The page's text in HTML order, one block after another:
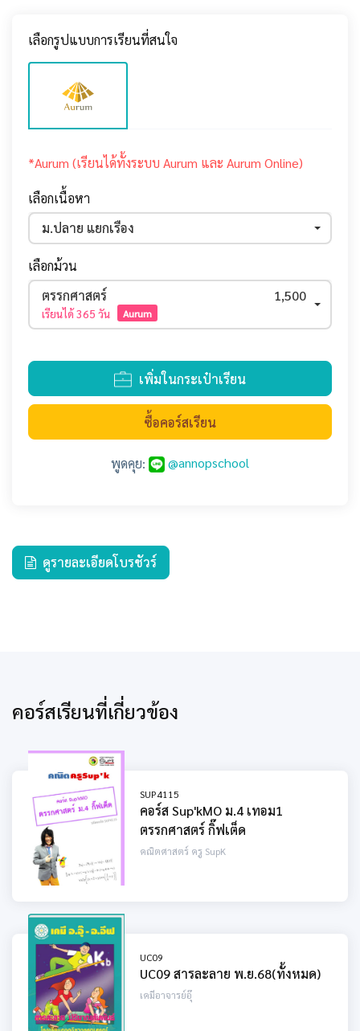
เลือกรูปแบบการเรียนที่สนใจ
*Aurum (เรียนได้ทั้งระบบ Aurum และ Aurum Online)
เลือกเนื้อหา
ม.ปลาย แยกเรื่อง
เลือกม้วน
ตรรกศาสตร์
เรียนได้365 วัน Aurum
1,500
เพิ่มในกระเป๋าเรียน
ซื้อคอร์สเรียน
พูดคุย: @annopschool
ดูรายละเอียดโบรชัวร์
คอร์สเรียนที่เกี่ยวข้อง
SUP4115
คอร์ส Sup'kMO ม.4 เทอม1
ตรรกศาสตร์ กิ๊ฟเต็ด
คณิตศาสตร์ ครู SupK
UC09
UC09 สารละลาย พ.ย.68(ทั้งหมด)
เคมีอาจารย์อุ๊